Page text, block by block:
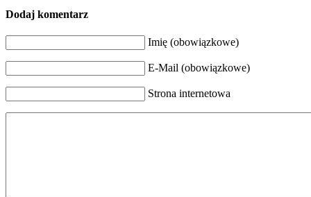
Dodaj komentarz
Imię (obowiązkowe)
E-Mail (obowiązkowe)
Strona internetowa